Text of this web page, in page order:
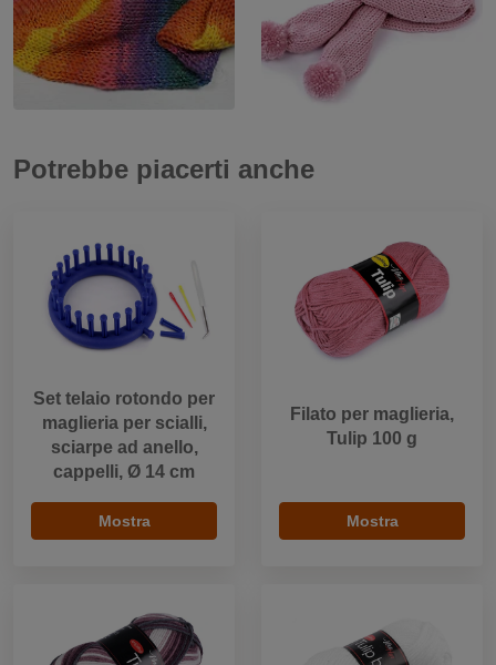
Potrebbe piacerti anche
Set telaio rotondo per
maglieria per scialli,
sciarpe ad anello,
cappelli, Ø 14 cm
Mostra
Filato per maglieria,
Tulip 100 g
Mostra